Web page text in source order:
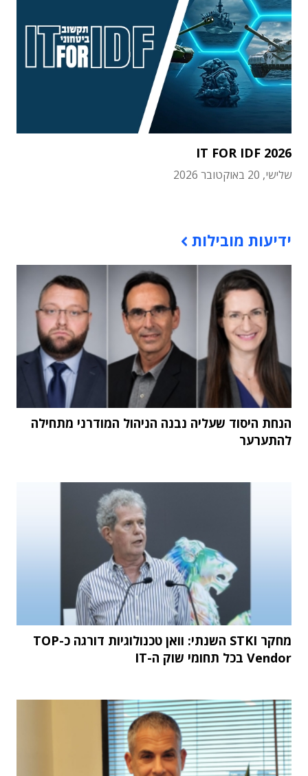
IT FOR IDF 2026
שלישי, 20 באוקטובר 2026
ידיעות מובילות
הנחת היסוד שעליה נבנה הניהול המודרני מתחילה
להתערער
מחקר STKI השנתי: וואן טכנולוגיות דורגה כ-TOP
Vendor בכל תחומי שוק ה-IT